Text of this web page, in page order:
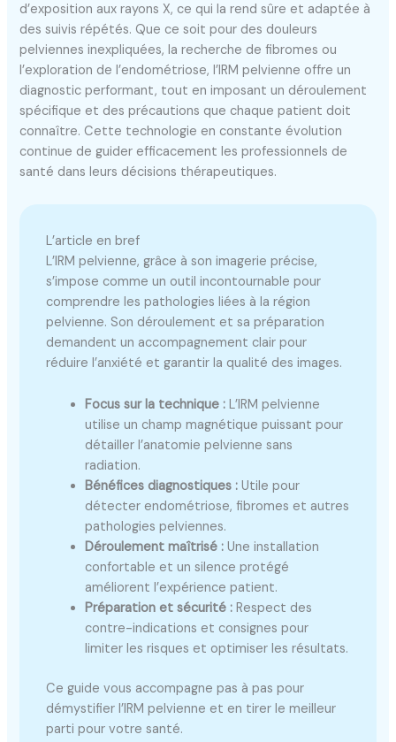
d’exposition aux rayons X, ce qui la rend sûre et adaptée à
des suivis répétés. Que ce soit pour des douleurs
pelviennes inexpliquées, la recherche de fibromes ou
l’exploration de l’endométriose, l’IRM pelvienne offre un
diagnostic performant, tout en imposant un déroulement
spécifique et des précautions que chaque patient doit
connaître. Cette technologie en constante évolution
continue de guider efficacement les professionnels de
santé dans leurs décisions thérapeutiques.
L’article en bref
L’IRM pelvienne, grâce à son imagerie précise,
s’impose comme un outil incontournable pour
comprendre les pathologies liées à la région
pelvienne. Son déroulement et sa préparation
demandent un accompagnement clair pour
réduire l’anxiété et garantir la qualité des images.
Focus sur la technique : L’IRM pelvienne
utilise un champ magnétique puissant pour
détailler l’anatomie pelvienne sans
radiation.
Bénéfices diagnostiques : Utile pour
détecter endométriose, fibromes et autres
pathologies pelviennes.
Déroulement maîtrisé : Une installation
confortable et un silence protégé
améliorent l’expérience patient.
Préparation et sécurité : Respect des
contre-indications et consignes pour
limiter les risques et optimiser les résultats.
Ce guide vous accompagne pas à pas pour
démystifier l’IRM pelvienne et en tirer le meilleur
parti pour votre santé.